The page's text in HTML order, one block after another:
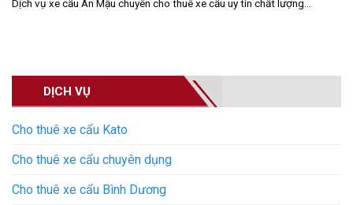
DỊCH VỤ
Cho thuê xe cẩu Kato
Cho thuê xe cẩu chuyên dụng
Cho thuê xe cẩu Bình Dương
Dịch vụ xe cẩu An Mậu chuyên cho thuê xe cẩu uy tín chất lượng...